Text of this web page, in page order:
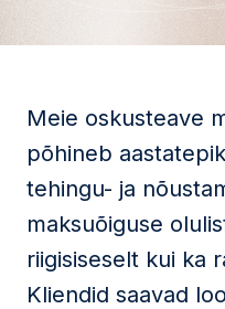
Meie oskusteave
põhineb
tehingu- ja
maksuõiguse
riigisiseselt kui ka
Kliendid saavad